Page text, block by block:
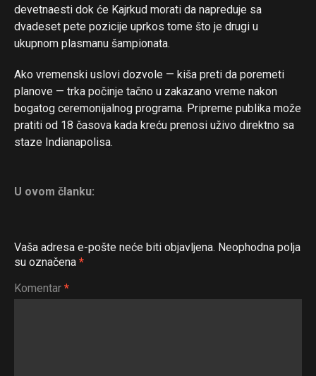
devetnaesti dok će Kajrkud morati da napreduje sa
dvadeset pete pozicije uprkos tome što je drugi u
ukupnom plasmanu šampionata.
Ako vremenski uslovi dozvole — kiša preti da poremeti
planove — trka počinje tačno u zakazano vreme nakon
bogatog ceremonijalnog programa. Pripreme publika može
pratiti od 18 časova kada kreću prenosi uživo direktno sa
staze Indianapolisa.
U ovom članku:
Vaša adresa e-pošte neće biti objavljena. Neophodna polja
su označena *
Komentar *
Whatsapp